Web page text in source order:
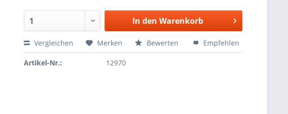
In den Warenkorb
Vergleichen Merken Bewerten Empfehlen
Artikel-Nr.: 12970